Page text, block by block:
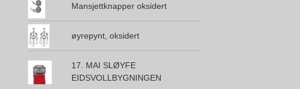
Mansjettknapper oksidert
øyrepynt, oksidert
17. MAI SLØYFE
EIDSVOLLBYGNINGEN